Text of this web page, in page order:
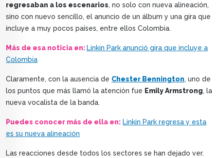
regresaban a los escenarios, no solo con nueva alineación,
sino con nuevo sencillo, el anuncio de un álbum y una gira que
incluye a muy pocos países, entre ellos Colombia.
Más de esa noticia en: Linkin Park anunció gira que incluye a
Colombia
Claramente, con la ausencia de Chester Bennington, uno de
los puntos que más llamó la atención fue Emily Armstrong, la
nueva vocalista de la banda.
Puedes conocer más de ella en: Linkin Park regresa y esta
es su nueva alineación
Las reacciones desde todos los sectores se han dejado ver.